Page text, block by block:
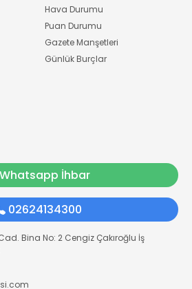
Hava Durumu
Puan Durumu
Gazete Manşetleri
Günlük Burçlar
Whatsapp İhbar
02624134300
Bina No: 2 Cengiz Çakıroğlu İş